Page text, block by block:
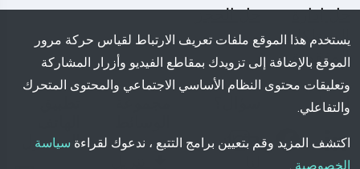
حل إدارة
الممتلكات
المفقودة
حل الحجز
اتبعنا:
اكتب
المحمول
يستخدم هذا الموقع ملفات تعريف الارتباط لقياس حركة مرور
الموقع بالإضافة إلى تزويدك بمقاطع الفيديو وأزرار المشاركة
وتعليقات محتوى النظام الأساسي الاجتماعي والمحتوى المتحرك
والتفاعلي.
اكتشف المزيد وقم بتعيين برامج التتبع ، ندعوك لقراءة سياسة
الخصوصية .